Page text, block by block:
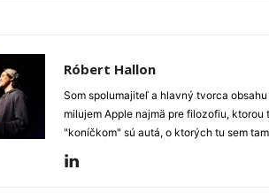
Róbert Hallon
Som spolumajiteľ a hlavný tvorca
milujem Apple najmä pre filozofiu,
"koníčkom" sú autá, o ktorých tu sem